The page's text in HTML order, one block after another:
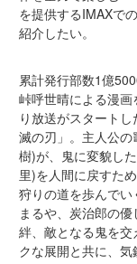
を提供するIMAXで
紹介したい。
累計発行部数1億
峠呼世晴による漫
り放送がスタート
滅の刃」。主人公
樹)が、鬼に変貌し
里)を人間に戻すた
狩りの道を歩んで
まるや、炭治郎の
絆、敵となる鬼を
クな展開と共に、